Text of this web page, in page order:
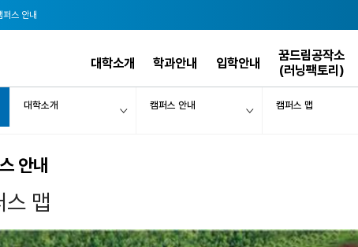
퍼스 안내
대학소개 학과안내 입학안내
꿈드림공작소
(러닝팩토리)
대학소개 캠퍼스 안내 캠퍼스 맵
안내
스 맵